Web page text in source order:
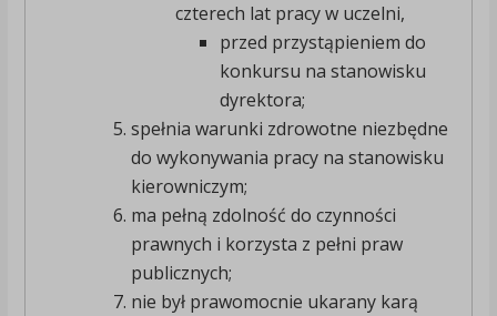
czterech lat pracy w uczelni,
przed przystąpieniem do
konkursu na stanowisku
dyrektora;
spełnia warunki zdrowotne niezbędne
do wykonywania pracy na stanowisku
kierowniczym;
ma pełną zdolność do czynności
prawnych i korzysta z pełni praw
publicznych;
nie był prawomocnie ukarany karą